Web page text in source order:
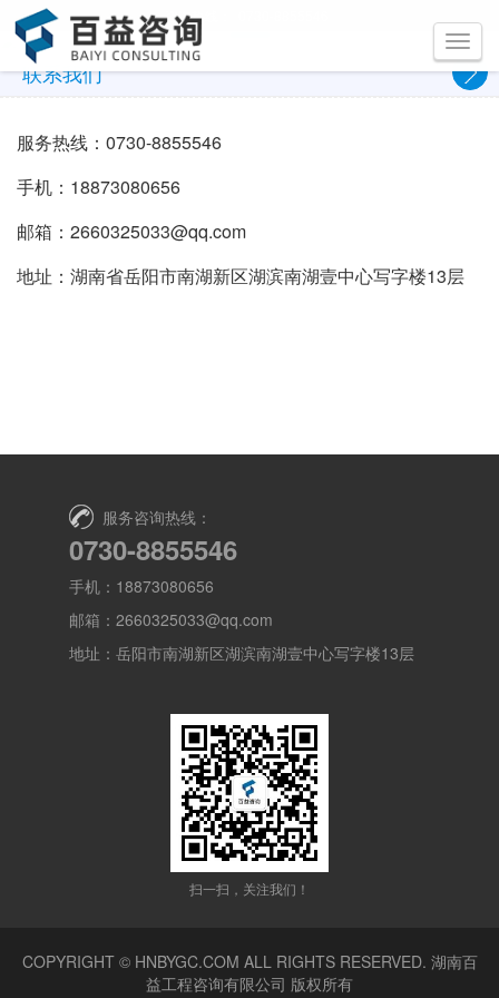
咨询热线：
联系我们
服务热线：0730-8855546
手机：18873080656
邮箱：2660325033@qq.com
地址：湖南省岳阳市南湖新区湖滨南湖壹中心写字楼13层
服务咨询热线：
0730-8855546
手机：18873080656
邮箱：2660325033@qq.com
地址：岳阳市南湖新区湖滨南湖壹中心写字楼13层
扫一扫，关注我们！
COPYRIGHT © HNBYGC.COM ALL RIGHTS RESERVED. 湖南百
益工程咨询有限公司 版权所有
Toggle